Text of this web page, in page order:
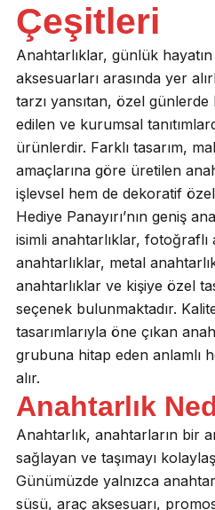
Çeşitleri
Anahtarlıklar, günlük
aksesuarları arasında yer
tarzı yansıtan, özel
edilen ve kurumsal
ürünlerdir. Farklı tasarım,
amaçlarına göre üretilen
işlevsel hem de dekoratif
Hediye Panayırı’nın geniş
isimli anahtarlıklar, fotoğraflı
anahtarlıklar, metal
anahtarlıklar ve kişiye özel
seçenek bulunmaktadır.
tasarımlarıyla öne çıkan
grubuna hitap eden anlamlı
alır.
Anahtarlık
Anahtarlık, anahtarların bir
sağlayan ve taşımayı
Günümüzde yalnızca
süsü, araç aksesuarı,